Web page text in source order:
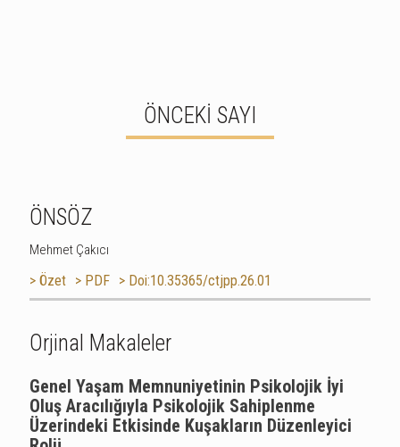
ÖNCEKİ SAYI
ÖNSÖZ
Mehmet Çakıcı
> Özet > PDF > Doi:10.35365/ctjpp.26.01
Orjinal Makaleler
Genel Yaşam Memnuniyetinin Psikolojik İyi
Oluş Aracılığıyla Psikolojik Sahiplenme
Üzerindeki Etkisinde Kuşakların Düzenleyici